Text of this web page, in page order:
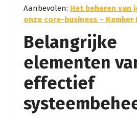
Aanbevolen: Het beheren van
onze core-business – Kemker
Belangrijke
elementen
effectief